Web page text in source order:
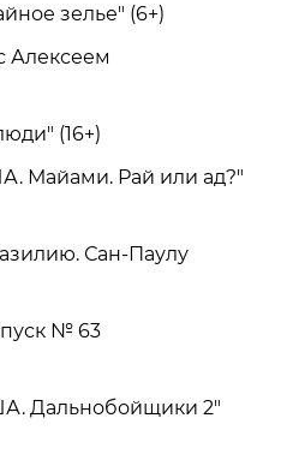
зелье" (6+)
Алексеем
(16+)
Майами. Рай или ад?"
Сан-Паулу
№ 63
Дальнобойщики 2"